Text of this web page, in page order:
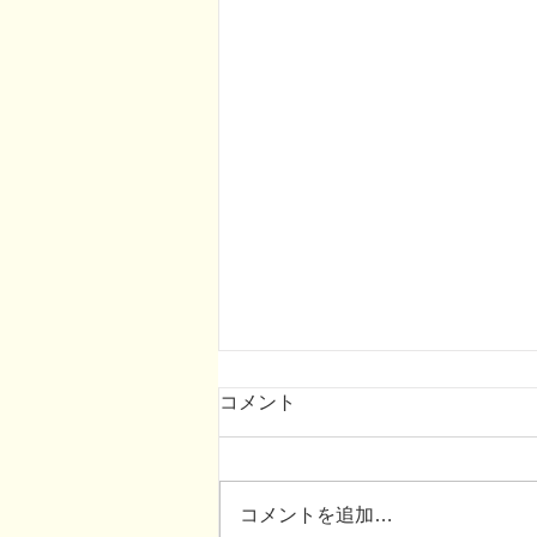
2026年お盆の診療スケジュー
ます。 どうぞよろしくお願いい
コメント
コメントを追加…